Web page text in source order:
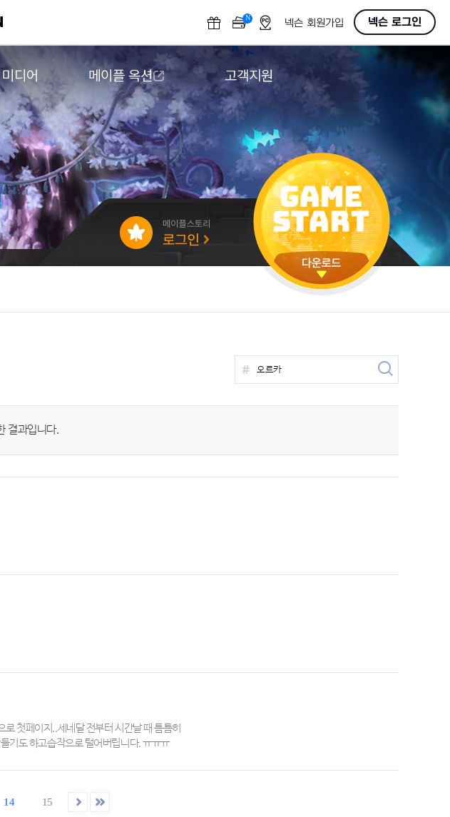
N OFF넥슨 회원가입 넥슨 로그인
미디어
영상
음악
아트웍
웹툰
메이플 옥션
메이플 옥션
고객지원
다운로드
도움말/1:1문의
버그악용/불법프로그램 신고
게임 접근성
결과입니다.
첫페이지..세네달 전부터 시간날 때 틈틈히
기도 하고습작으로 털어버립니다. ㅠㅠㅠ
14 15